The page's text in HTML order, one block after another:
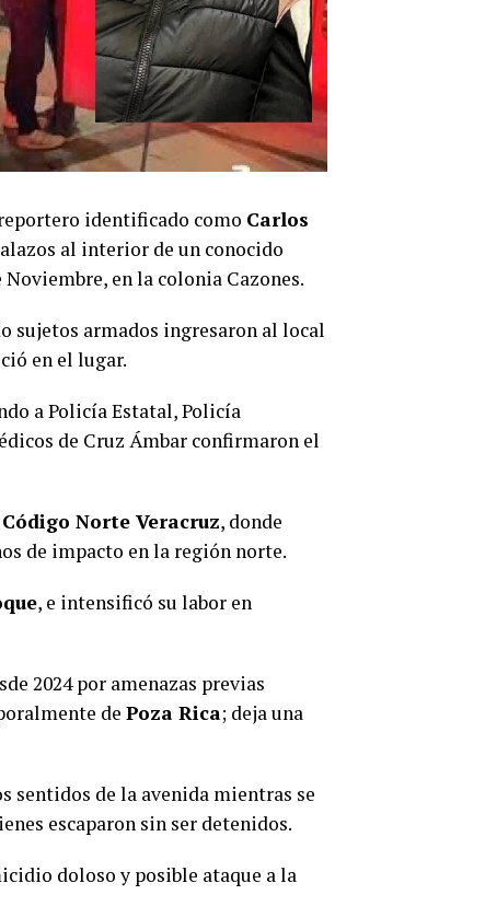
reportero identificado como Carlos
al interior de un conocido
en la colonia Cazones.
sujetos armados ingresaron al local
en el lugar.
a Policía Estatal, Policía
de Cruz Ámbar confirmaron el
Código Norte Veracruz, donde
de impacto en la región norte.
, e intensificó su labor en
2024 por amenazas previas
de Poza Rica; deja una
sentidos de la avenida mientras se
escaparon sin ser detenidos.
doloso y posible ataque a la